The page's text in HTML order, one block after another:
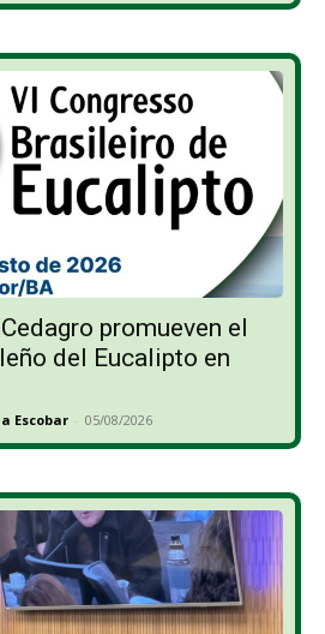
promueven el
del Eucalipto en
Escobar - 05/08/2026